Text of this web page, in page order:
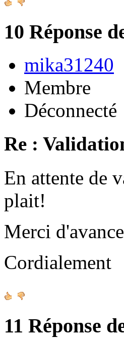
10 Réponse
mika31240
Membre
Déconnecté
Re :
En attente de
plait!
Merci
Cordialement
11 Réponse